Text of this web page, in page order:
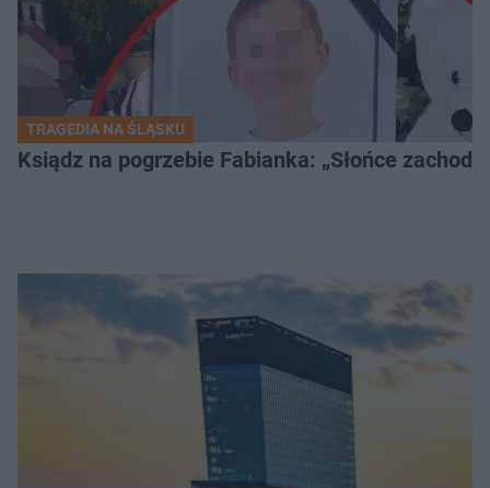
TRAGEDIA NA ŚLĄSKU
Ksiądz na pogrzebie Fabianka: „Słońce